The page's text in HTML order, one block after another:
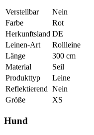
Verstellbar
Nein
Farbe
Rot
Herkunftsland DE
Leinen-Art
Rollleine
Länge
300 cm
Material
Seil
Produkttyp
Leine
Reflektierend Nein
Größe
XS
Hund